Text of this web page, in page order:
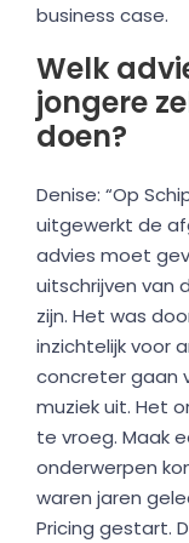
business case.
Welk
jongere
doen?
Denise: “Op
uitgewerkt de
advies moet
uitschrijven van
zijn. Het was
inzichtelijk voor
concreter gaan
muziek uit. Het
te vroeg. Maak
onderwerpen
waren jaren
Pricing gestart.